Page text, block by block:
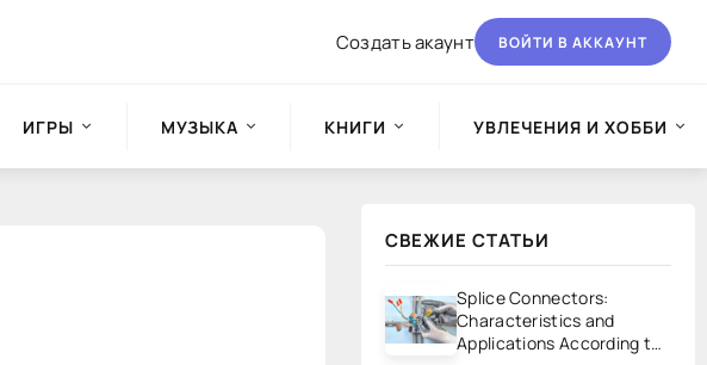
Создать акаунт ВОЙТИ В АККАУНТ
ИГРЫ МУЗЫКА КНИГИ УВЛЕЧЕНИЯ И ХОББИ
СВЕЖИЕ СТАТЬИ
Splice Connectors:
Characteristics and
Applications According to